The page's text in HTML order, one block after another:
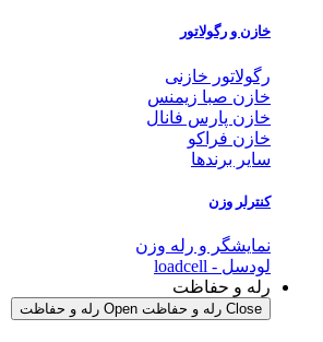
خازن و رگولاتور
رگولاتور خازنی
خازن صبا زیمنس
خازن پارس فانال
خازن فراکو
سایر برندها
کنترلر وزن
نمایشگر و رله وزن
لودسل - loadcell
رله و حفاظت
Close رله و حفاظت Open رله و حفاظت